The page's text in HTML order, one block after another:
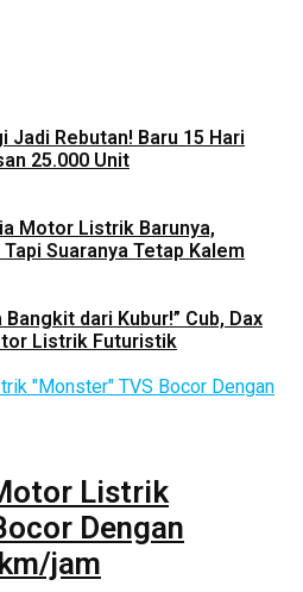
Jadi Rebutan! Baru 15 Hari
25.000 Unit
Motor Listrik Barunya,
Suaranya Tetap Kalem
dari Kubur!” Cub, Dax
Listrik Futuristik
Listrik
Dengan
jam